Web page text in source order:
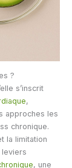
?
s’inscrit
,
approches les
chronique.
la limitation
, une